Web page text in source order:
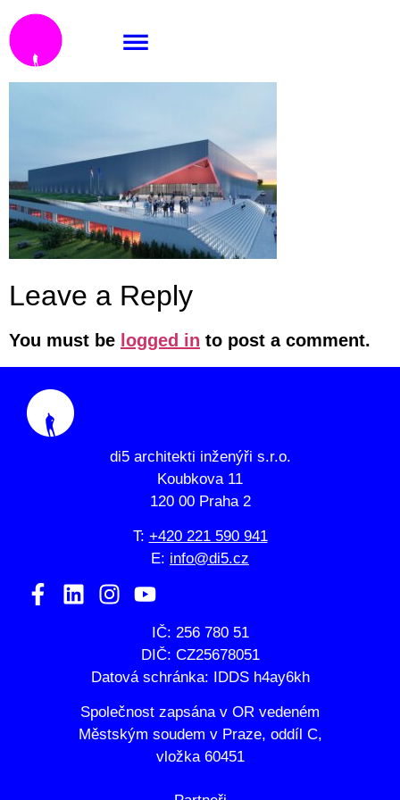
01atleticka-hala-v-usti
Leave a Reply
You must be logged in to post a comment.
di5 architekti inženýři s.r.o.
Koubkova 11
120 00 Praha 2
T: +420 221 590 941
E: info@di5.cz
IČ: 256 780 51
DIČ: CZ25678051
Datová schránka: IDDS h4ay6kh
Společnost zapsána v OR vedeném
Městským soudem v Praze, oddíl C,
vložka 60451